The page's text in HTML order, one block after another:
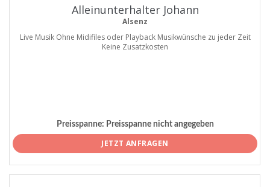
Alleinunterhalter Johann
Alsenz
Live Musik Ohne Midifiles oder Playback Musikwünsche zu jeder Zeit
Keine Zusatzkosten
Preisspanne: Preisspanne nicht angegeben
JETZT ANFRAGEN